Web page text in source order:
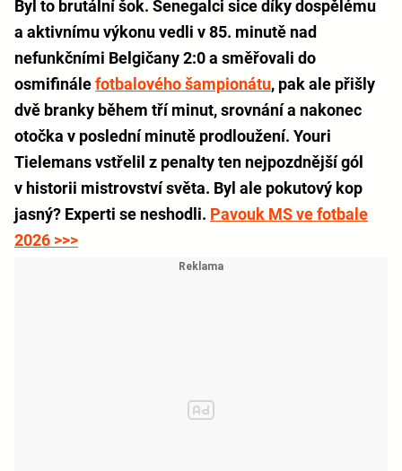
Byl to brutální šok. Senegalci sice díky dospělému
a aktivnímu výkonu vedli v 85. minutě nad
nefunkčními Belgičany 2:0 a směřovali do
osmifinálefotbalového šampionátu, pak ale přišly
dvě branky během tří minut, srovnání a nakonec
otočka v poslední minutě prodloužení. Youri
Tielemans vstřelil z penalty ten nejpozdnější gól
v historii mistrovství světa. Byl ale pokutový kop
jasný? Experti se neshodli. Pavouk MS ve fotbale
2026 >>>